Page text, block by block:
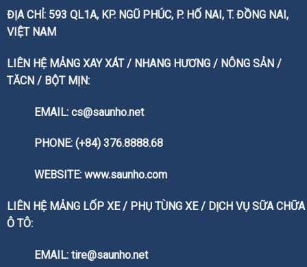
ĐỊA CHỈ: 593 QL1A, KP. NGŨ PHÚC, P. HỐ NAI, T. ĐỒNG NAI,
VIỆT NAM
LIÊN HỆ MẢNG XAY XÁT / NHANG HƯƠNG / NÔNG SẢN /
TĂCN / BỘT MỊN:
EMAIL: cs@saunho.net
PHONE: (+84) 376.8888.68
WEBSITE: www.saunho.com
LIÊN HỆ MẢNG LỐP XE / PHỤ TÙNG XE / DỊCH VỤ SỮA CHỮA
Ô TÔ:
EMAIL: tire@saunho.net